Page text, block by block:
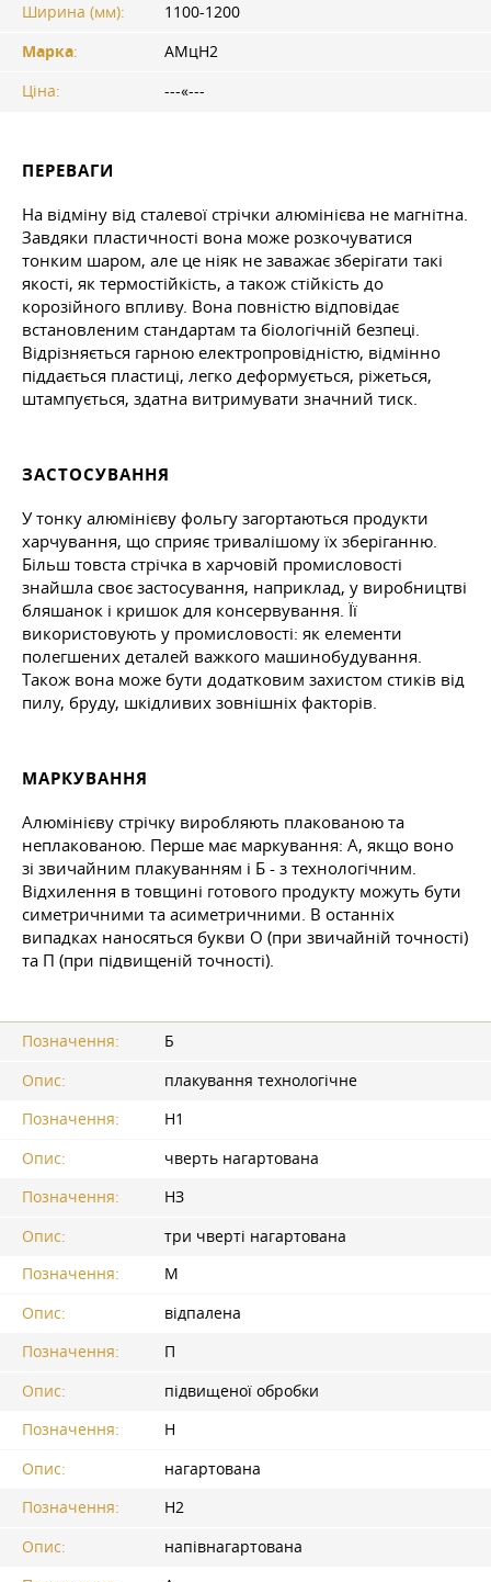
Ширина (мм):
1100-1200
Марка:
АМцН2
Ціна:
---«---
ПЕРЕВАГИ
На відміну від сталевої стрічки алюмінієва не магнітна.
Завдяки пластичності вона може розкочуватися
тонким шаром, але це ніяк не заважає зберігати такі
якості, як термостійкість, а також стійкість до
корозійного впливу. Вона повністю відповідає
встановленим стандартам та біологічній безпеці.
Відрізняється гарною електропровідністю, відмінно
піддається пластиці, легко деформується, ріжеться,
штампується, здатна витримувати значний тиск.
ЗАСТОСУВАННЯ
У тонку алюмінієву фольгу загортаються продукти
харчування, що сприяє тривалішому їх зберіганню.
Більш товста стрічка в харчовій промисловості
знайшла своє застосування, наприклад, у виробництві
бляшанок і кришок для консервування. Її
використовують у промисловості: як елементи
полегшених деталей важкого машинобудування.
Також вона може бути додатковим захистом стиків від
пилу, бруду, шкідливих зовнішніх факторів.
МАРКУВАННЯ
Алюмінієву стрічку виробляють плакованою та
неплакованою. Перше має маркування: А, якщо воно
зі звичайним плакуванням і Б - з технологічним.
Відхилення в товщині готового продукту можуть бути
симетричними та асиметричними. В останніх
випадках наносяться букви О (при звичайній точності)
та П (при підвищеній точності).
Позначення:
Б
Опис:
плакування технологічне
Позначення:
Н1
Опис:
чверть нагартована
Позначення:
НЗ
Опис:
три чверті нагартована
Позначення:
М
Опис:
відпалена
Позначення:
П
Опис:
підвищеної обробки
Позначення:
Н
Опис:
нагартована
Позначення:
Н2
Опис:
напівнагартована